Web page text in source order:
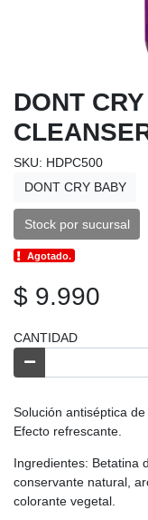
DONT
SKU: HDPC500
DONT CRY BABY
Stock por sucursal
Agotado.
$ 9.990
CANTIDAD
Solución antiséptica
Efecto refrescante.
Ingredientes: Betatina
conservante natural,
colorante vegetal.